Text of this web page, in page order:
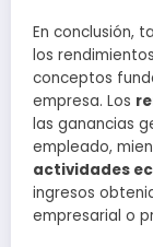
En conclusión,
los
conceptos
empresa. Los
las ganancias
empleado,
actividades
ingresos
empresarial o